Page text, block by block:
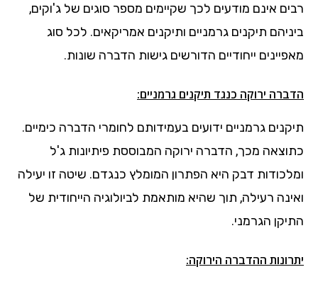
רבים אינם מודעים לכך שקיימים מספר סוגים של ג'וקים,
ביניהם תיקנים גרמניים ותיקנים אמריקאים. לכל סוג
מאפיינים ייחודיים הדורשים גישות הדברה שונות.
הדברה ירוקה כנגד תיקנים גרמניים:
תיקנים גרמניים ידועים בעמידותם לחומרי הדברה כימיים.
כתוצאה מכך, הדברה ירוקה המבוססת פיתיונות ג'ל
ומלכודות דבק היא הפתרון המומלץ כנגדם. שיטה זו יעילה
ואינה רעילה, תוך שהיא מותאמת לביולוגיה הייחודית של
התיקן הגרמני.
יתרונות ההדברה הירוקה: